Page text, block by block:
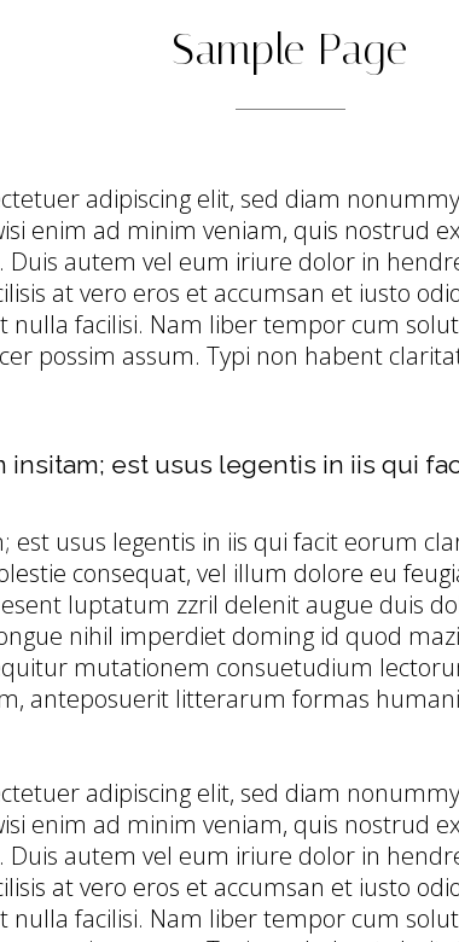
Sample Page
adipiscing elit, sed diam
enim ad minim veniam, quis nostrud
autem vel eum iriure dolor in
at vero eros et accumsan et iusto
nulla facilisi. Nam liber tempor cum
possim assum. Typi non habent
insitam; est usus legentis in iis qui
usus legentis in iis qui facit eorum
consequat, vel illum dolore eu
luptatum zzril delenit augue duis
nihil imperdiet doming id quod
mutationem consuetudium
anteposuerit litterarum formas
adipiscing elit, sed diam
enim ad minim veniam, quis nostrud
autem vel eum iriure dolor in
at vero eros et accumsan et iusto
nulla facilisi. Nam liber tempor cum